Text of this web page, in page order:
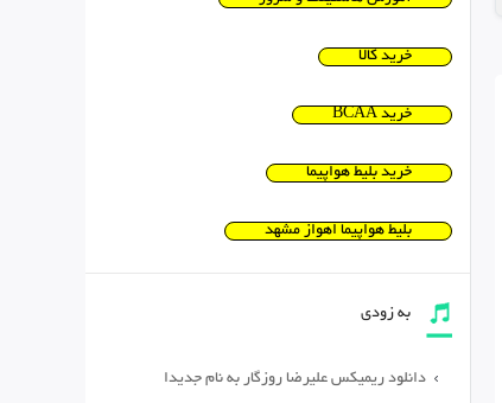
خرید کالا
خرید BCAA
خرید بلیط هواپیما
بلیط هواپیما اهواز مشهد
به زودی
دانلود ریمیکس علیرضا روزگار به نام جدیدا